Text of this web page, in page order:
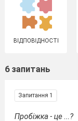
ВІДПОВІДНОСТІ
6 запитань
Запитання 1
Пробіжка - це ...?